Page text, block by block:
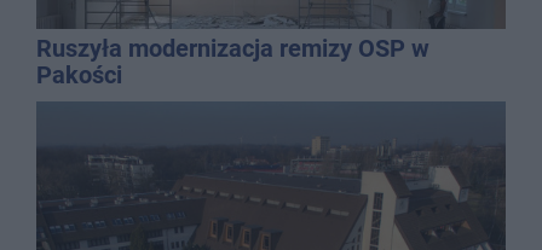
Ruszyła modernizacja remizy OSP w
Pakości